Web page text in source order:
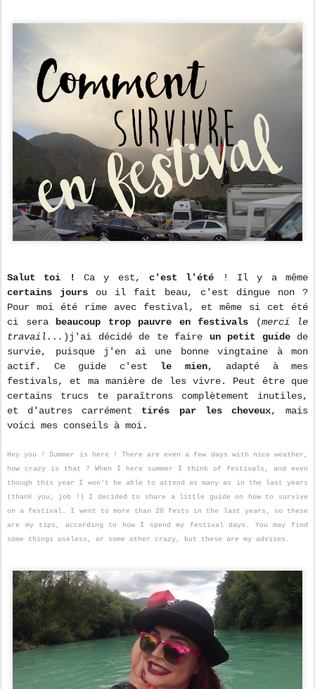
Salut toi ! Ca y est,c'est l'été ! Il y a même
certains jours ou il fait beau, c'est dingue non ?
Pour moi été rime avec festival, et même si cet été
ci sera
beaucoup trop pauvre en festivals (merci le
travail... )j'ai décidé de te faire un petit guidede
survie, puisque j'en ai une bonne vingtaine à mon
actif. Ce guide c'est le mien, adapté à mes
festivals, et ma manière de les vivre. Peut être que
certains trucs te paraîtrons complètement inutiles,
et d'autres carrément tirés par les cheveux, mais
voici mes conseils à moi.
Hey you ! Summer is here ! There are even a few days with nice weather,
how crazy is that ? When I here summer I think of festivals, and even
though this year I won't be able to attend as many as in the last years
(thank you, job !) I decided to share a little guide on how to survive
on a festival. I went to more than 20 fests in the last years, so these
are my tips, according to how I spend my festival days. You may find
some things useless, or some other crazy, but these are my advises.